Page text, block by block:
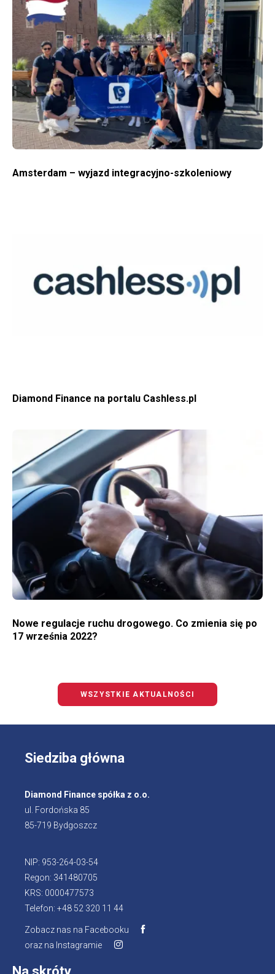
Amsterdam – wyjazd integracyjno-szkoleniowy
Diamond Finance na portalu Cashless.pl
Nowe regulacje ruchu drogowego. Co zmienia się po
17 września 2022?
WSZYSTKIE AKTUALNOŚCI
Siedziba główna
Diamond Finance spółka z o.o.
ul. Fordońska 85
85-719 Bydgoszcz
NIP: 953-264-03-54
Regon: 341480705
KRS: 0000477573
Telefon: +48 52 320 11 44
Zobacz nas na Facebooku
oraz na Instagramie